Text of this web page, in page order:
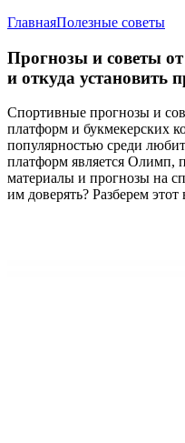
ГлавнаяПолезные советы
Прогнозы и советы
и откуда установить
Спортивные прогнозы и
платформ и букмекерских
популярностью среди
платформ является Олимп,
материалы и прогнозы на
им доверять? Разберем этот